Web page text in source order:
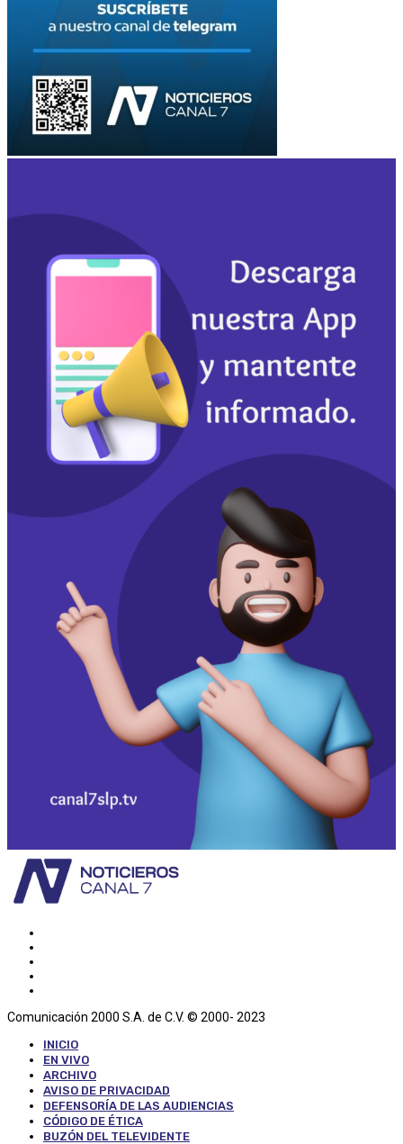
Comunicación 2000 S.A. de C.V. © 2000- 2023
INICIO
EN VIVO
ARCHIVO
AVISO DE PRIVACIDAD
DEFENSORÍA DE LAS AUDIENCIAS
CÓDIGO DE ÉTICA
BUZÓN DEL TELEVIDENTE